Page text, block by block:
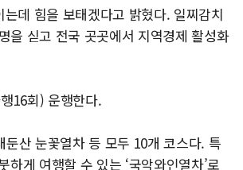
데 힘을 보태겠다고 밝혔다. 일찌감치
을 싣고 전국 곳곳에서 지역경제 활성화
16회) 운행한다.
산 눈꽃열차 등 모두 10개 코스다. 특
게 여행할 수 있는 ‘국악와인열차’로